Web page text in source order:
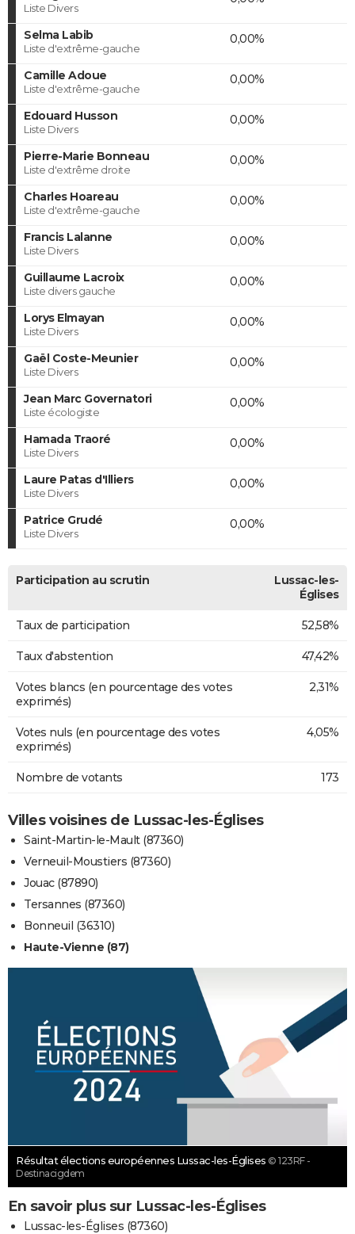
Liste Divers
Selma Labib
Liste d'extrême-gauche
0,00%
Camille Adoue
Liste d'extrême-gauche
0,00%
Edouard Husson
Liste Divers
0,00%
Pierre-Marie Bonneau
Liste d'extrême droite
0,00%
Charles Hoareau
Liste d'extrême-gauche
0,00%
Francis Lalanne
Liste Divers
0,00%
Guillaume Lacroix
Liste divers gauche
0,00%
Lorys Elmayan
Liste Divers
0,00%
Gaël Coste-Meunier
Liste Divers
0,00%
Jean Marc Governatori
Liste écologiste
0,00%
Hamada Traoré
Liste Divers
0,00%
Laure Patas d'Illiers
Liste Divers
0,00%
Patrice Grudé
Liste Divers
0,00%
Participation au scrutin
Lussac-les-
Églises
Taux de participation 52,58%
Taux d'abstention 47,42%
Votes blancs (en pourcentage des votes
exprimés)
2,31%
Votes nuls (en pourcentage des votes
exprimés)
4,05%
Nombre de votants 173
Villes voisines de Lussac-les-Églises
Saint-Martin-le-Mault (87360)
Verneuil-Moustiers (87360)
Jouac (87890)
Tersannes (87360)
Bonneuil (36310)
Haute-Vienne (87)
Résultat élections européennes Lussac-les-Églises © 123RF -
Destinacigdem
En savoir plus sur Lussac-les-Églises
Lussac-les-Églises (87360)